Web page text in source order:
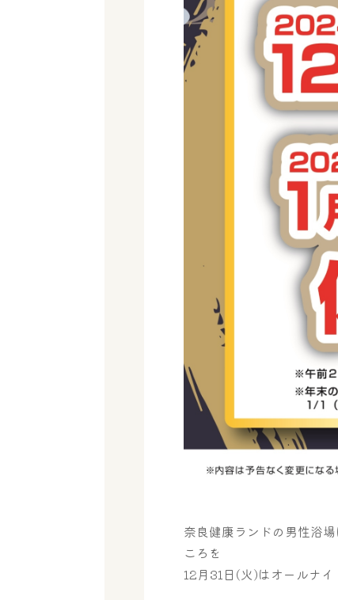
奈良健康ランドの男性浴
ころを
12月31日(火)はオールナ